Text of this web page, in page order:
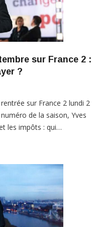
sur France 2 :
?
sur France 2 lundi 2
de la saison, Yves
les impôts : qui…